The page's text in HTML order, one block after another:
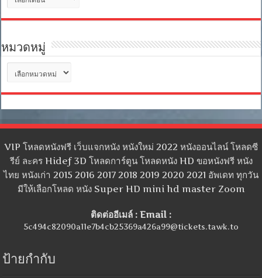
เก็บ
หมวดหมู่
หมู่
VIP โหลดหนังฟรี เว็บแจกหนัง หนังใหม่ 2022 หนังออนไลน์ โหลดซี
รีย์ ละคร Hidef 3D โหลดการ์ตูน โหลดหนัง HD ขอหนังฟรี หนัง
ไทย หนังเก่า 2015 2016 2017 2018 2019 2020 2021 อัพเดท ทุกวัน
มีให้เลือกโหลด หนัง Super HD mini hd master Zoom
ติดต่ออีเมล์ : Email :
5c494c82090a11e7b4cb25369a426a99@tickets.tawk.to
ป้ายกำกับ